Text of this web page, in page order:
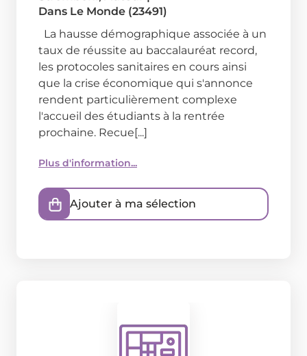
Dans Le Monde (23491)
La hausse démographique associée à un
taux de réussite au baccalauréat record,
les protocoles sanitaires en cours ainsi
que la crise économique qui s'annonce
rendent particulièrement complexe
l'accueil des étudiants à la rentrée
prochaine. Recue[...]
Plus d'information...
Ajouter à ma sélection